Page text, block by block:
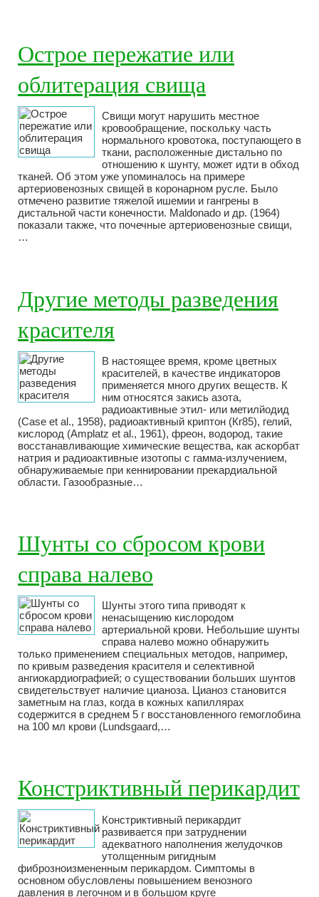
Острое пережатие или
облитерация свища
Свищи могут нарушить местное
кровообращение, поскольку часть
нормального кровотока, поступающего в
ткани, расположенные дистально по
отношению к шунту, может идти в обход
тканей. Об этом уже упоминалось на примере
артериовенозных свищей в коронарном русле. Было
отмечено развитие тяжелой ишемии и гангрены в
дистальной части конечности. Maldonado и др. (1964)
показали также, что почечные артериовенозные свищи,
…
Другие методы разведения
красителя
В настоящее время, кроме цветных
красителей, в качестве индикаторов
применяется много других веществ. К
ним относятся закись азота,
радиоактивные этил- или метилйодид
(Case et al., 1958), радиоактивный криптон (Кr85), гелий,
кислород (Amplatz et al., 1961), фреон, водород, такие
восстанавливающие химические вещества, как аскорбат
натрия и радиоактивные изотопы с гамма-излучением,
обнаруживаемые при кеннировании прекардиальной
области. Газообразные…
Шунты со сбросом крови
справа налево
Шунты этого типа приводят к
ненасыщению кислородом
артериальной крови. Небольшие шунты
справа налево можно обнаружить
только применением специальных методов, например,
по кривым разведения красителя и селективной
ангиокардиографией; о существовании больших шунтов
свидетельствует наличие цианоза. Цианоз становится
заметным на глаз, когда в кожных капиллярах
содержится в среднем 5 г восстановленного гемоглобина
на 100 мл крови (Lundsgaard,…
Констриктивный перикардит
Констриктивный перикардит
развивается при затруднении
адекватного наполнения желудочков
утолщенным ригидным
фиброзноизмененным перикардом. Симптомы в
основном обусловлены повышением венозного
давления в легочном и в большом круге